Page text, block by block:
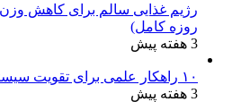
روزه کامل)
3 هفته پیش
۱۰ راهکار علمی برای تقویت سیستم ایمنی بدن در خانه
3 هفته پیش